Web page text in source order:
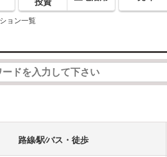
ョン一覧
路線⁄駅⁄バス・徒歩